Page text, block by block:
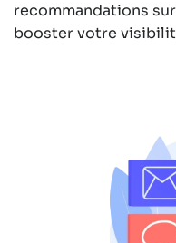
recommandations
booster votre